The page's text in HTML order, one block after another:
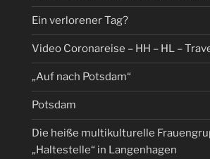
Ein verlorener Tag?
Video Coronareise – HH – HL –
„Auf nach Potsdam“
Potsdam
Die heiße multikulturelle
„Haltestelle“ in Langenhagen